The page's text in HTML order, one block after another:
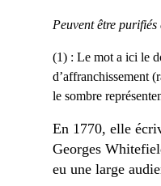
Peuvent être
(1) : Le mot a ici le
d’affranchissement
le sombre
En 1770, elle
Georges
eu une large